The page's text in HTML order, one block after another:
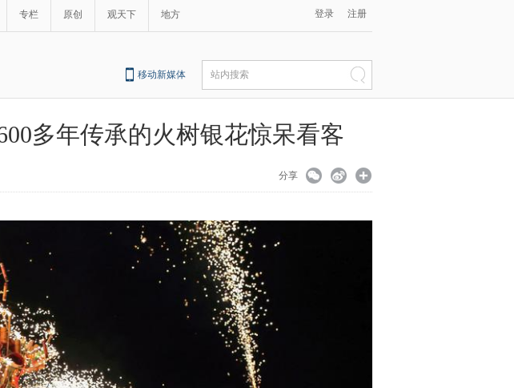
专栏 原创 观天下 地方 登录 注册
移动新媒体 站内搜索
多年传承的火树银花惊呆看客
分享